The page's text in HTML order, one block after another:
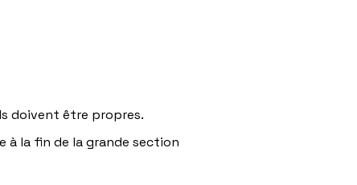
doivent être propres.​
à la fin de la grande section